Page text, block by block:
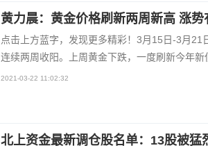
黄力晨：黄金价格刷新两周新高 涨势
点击上方蓝字，发现更多精彩！3月15日-3月21
连续两周收阳。上周黄金下跌，一度刷新今年新
2021-03-22 11:02:32
北上资金最新调仓股名单：13股被猛